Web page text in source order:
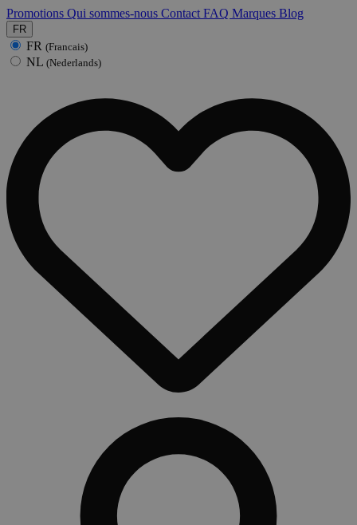
Promotions Qui sommes-nous Contact FAQ Marques Blog
FR
FR (Francais)
NL (Nederlands)